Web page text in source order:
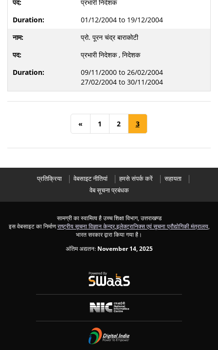
प्रभारी निदेशक
01/12/2004 to 19/12/2004
प्रो. पूरन चंद्र बाराकोटी
प्रभारी निदेशक , निदेशक
09/11/2000 to 26/02/2004
27/02/2004 to 30/11/2004
« 1 2 3
प्रतिक्रिया वेबसाइट नीतियां हमसे संपर्क करें
सहायता
वेब सूचना प्रबंधक
सामग्री का स्वामित्व है उच्च शिक्षा विभाग, उत्तराखण्ड
इस वेबसाइट का निर्माणराष्ट्रीय सूचना विज्ञान केन्द्र,इलेक्ट्रानिक्स एवं सूचना प्रौद्योगिकी मंत्रालय,
भारत सरकार द्वारा किया गया है।
अंतिम अद्यतन: November 14, 2025